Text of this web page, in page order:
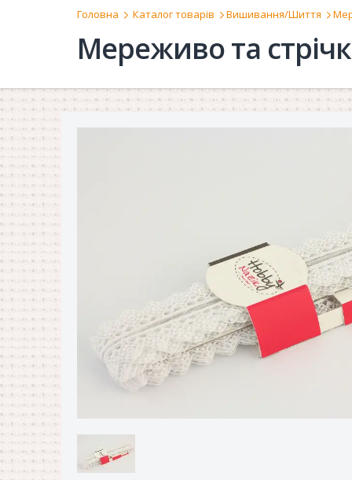
Головна Каталог товарів Вишивання/Шиття
Мереживо та